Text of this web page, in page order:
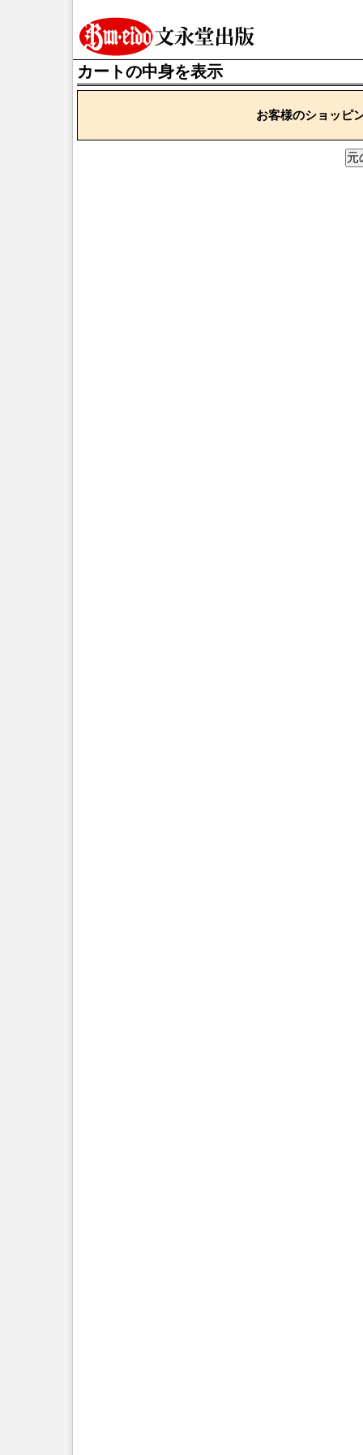
カートの中身を表示
お客様のショッピ